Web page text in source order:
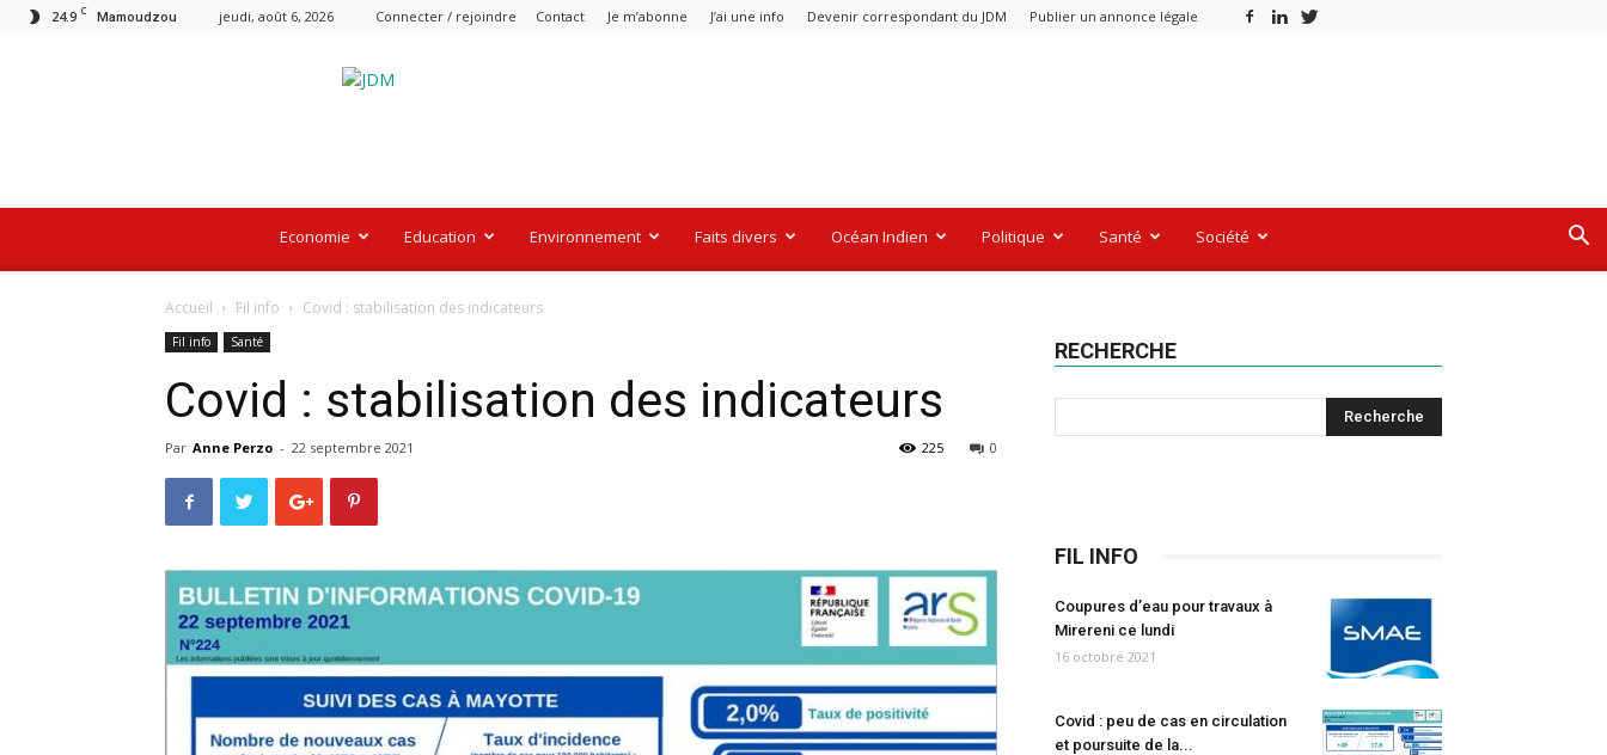
24.9 C Mamoudzou jeudi, août 6, 2026 Connecter / rejoindre Contact Je m’abonne J’ai une info Devenir correspondant du JDM Publier un annonce légale
Economie Education Environnement Faits divers Océan Indien Politique Santé Société
Accueil Fil info Covid : stabilisation des indicateurs
Fil info Santé
Covid : stabilisation des indicateurs
Par Anne Perzo - 22 septembre 2021 0
225
RECHERCHE
FIL INFO
Coupures d’eau pour travaux à
Mirereni ce lundi
16 octobre 2021
Covid : peu de cas en circulation
et poursuite de la...